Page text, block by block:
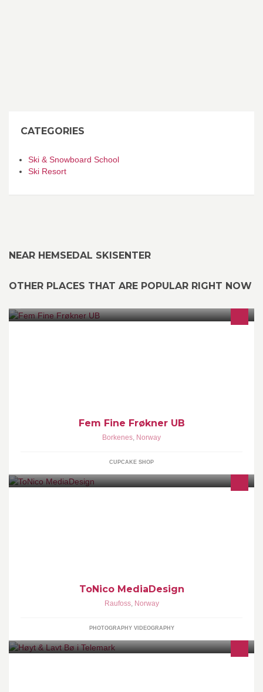
CATEGORIES
Ski & Snowboard School
Ski Resort
NEAR HEMSEDAL SKISENTER
OTHER PLACES THAT ARE POPULAR RIGHT NOW
Fem Fine Frøkner UB
Borkenes, Norway
CUPCAKE SHOP
ToNico MediaDesign
Raufoss, Norway
PHOTOGRAPHY VIDEOGRAPHY